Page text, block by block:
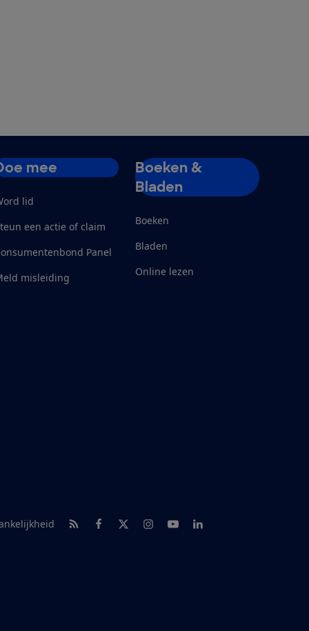
mee
lid
een actie of claim
Panel
misleiding
Boeken &
Bladen
Boeken
Bladen
Online lezen
RSS-feed nieuws
Facebook
TwitterInstagram
YoutubeLinkedIn